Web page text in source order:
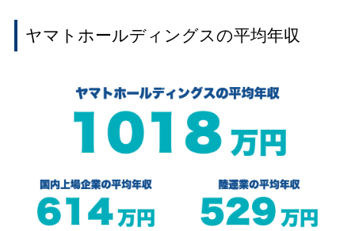
ヤマトホールディングスの平均年収